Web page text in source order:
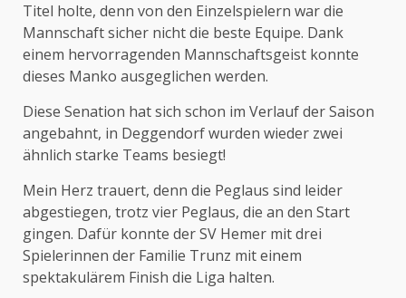
Titel holte, denn von den Einzelspielern war die
Mannschaft sicher nicht die beste Equipe. Dank
einem hervorragenden Mannschaftsgeist konnte
dieses Manko ausgeglichen werden.
Diese Senation hat sich schon im Verlauf der Saison
angebahnt, in Deggendorf wurden wieder zwei
ähnlich starke Teams besiegt!
Mein Herz trauert, denn die Peglaus sind leider
abgestiegen, trotz vier Peglaus, die an den Start
gingen. Dafür konnte der SV Hemer mit drei
Spielerinnen der Familie Trunz mit einem
spektakulärem Finish die Liga halten.